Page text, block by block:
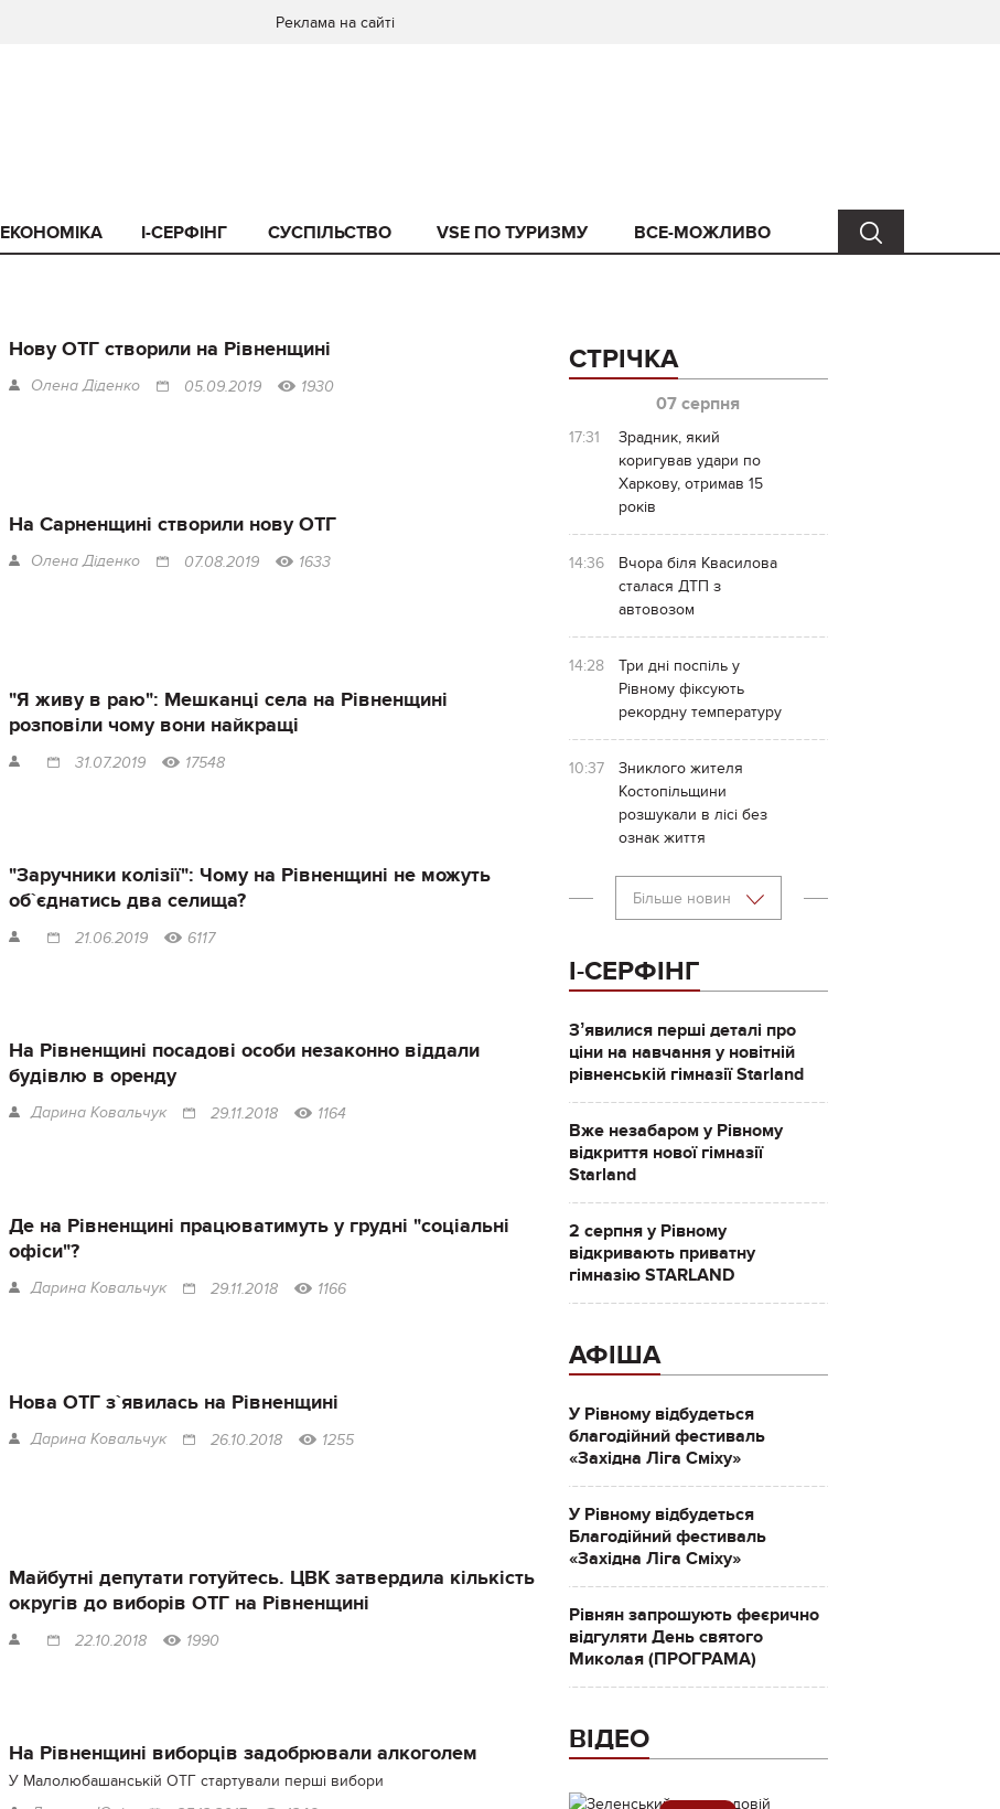
Реклама на сайті
ЕКОНОМІКА I-СЕРФІНГ СУСПІЛЬСТВО VSE ПО ТУРИЗМУ ВСЕ-МОЖЛИВО
Нову ОТГ створили на Рівненщині
Олена Діденко 05.09.2019 1930
На Сарненщині створили нову ОТГ
Олена Діденко 07.08.2019 1633
"Я живу в раю": Мешканці села на Рівненщині
розповіли чому вони найкращі
31.07.2019 17548
"Заручники колізії": Чому на Рівненщині не можуть
об`єднатись два селища?
21.06.2019 6117
На Рівненщині посадові особи незаконно віддали
будівлю в оренду
Дарина Ковальчук 29.11.2018 1164
Де на Рівненщині працюватимуть у грудні "соціальні
офіси"?
Дарина Ковальчук 29.11.2018 1166
Нова ОТГ з`явилась на Рівненщині
Дарина Ковальчук 26.10.2018 1255
Майбутні депутати готуйтесь. ЦВК затвердила кількість
округів до виборів ОТГ на Рівненщині
22.10.2018 1990
На Рівненщині виборців задобрювали алкоголем
У Малолюбашанській ОТГ стартували перші вибори
СТРІЧКА
07 серпня
17:31
Зрадник, який
коригував удари по
Харкову, отримав 15
років
14:36
Вчора біля Квасилова
сталася ДТП з
автовозом
14:28
Три дні поспіль у
Рівному фіксують
рекордну температуру
10:37
Зниклого жителя
Костопільщини
розшукали в лісі без
ознак життя
Більше новин
І-СЕРФІНГ
Зʼявилися перші деталі про
ціни на навчання у новітній
рівненській гімназії Starland
Вже незабаром у Рівному
відкриття нової гімназії
Starland
2 серпня у Рівному
відкривають приватну
гімназію STARLAND
АФІША
У Рівному відбудеться
благодійний фестиваль
«Західна Ліга Сміху»
У Рівному відбудеться
Благодійний фестиваль
«Західна Ліга Сміху»
Рівнян запрошують феєрично
відгуляти День святого
Миколая (ПРОГРАМА)
ВІДЕО